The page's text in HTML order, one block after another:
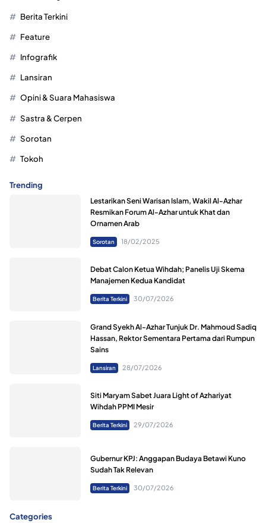
Berita Terkini
Feature
Infografik
Lansiran
Opini & Suara Mahasiswa
Sastra & Cerpen
Sorotan
Tokoh
Trending
Lestarikan Seni Warisan Islam, Wakil Al-Azhar
Resmikan Forum Al-Azhar untuk Khat dan
Ornamen Arab
Sorotan 18/02/2025
Debat Calon Ketua Wihdah; Panelis Uji Skema
Manajemen Kedua Kandidat
Berita Terkini 30/07/2026
Grand Syekh Al-Azhar Tunjuk Dr. Mahmoud Sadiq
Hassan, Rektor Sementara Pertama dari Rumpun
Sains
Lansiran 28/07/2026
Siti Maryam Sabet Juara Light of Azhariyat
Wihdah PPMI Mesir
Berita Terkini 29/07/2026
Gubernur KPJ: Anggapan Budaya Betawi Kuno
Sudah Tak Relevan
Berita Terkini 30/07/2026
Categories